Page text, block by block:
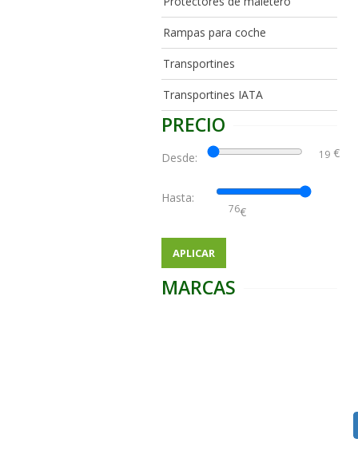
Rampas para coche
Transportines
Transportines IATA
PRECIO
Desde: €
Hasta:
€
APLICAR
MARCAS